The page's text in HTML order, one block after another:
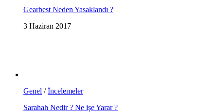
Gearbest Neden Yasaklandı ?
3 Haziran 2017
Genel /İncelemeler
Sarahah Nedir ? Ne işe Yarar ?